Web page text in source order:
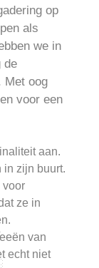
op
als
we in
de
Met oog
voor een
aan.
in zijn buurt.
voor
ze in
van
echt niet